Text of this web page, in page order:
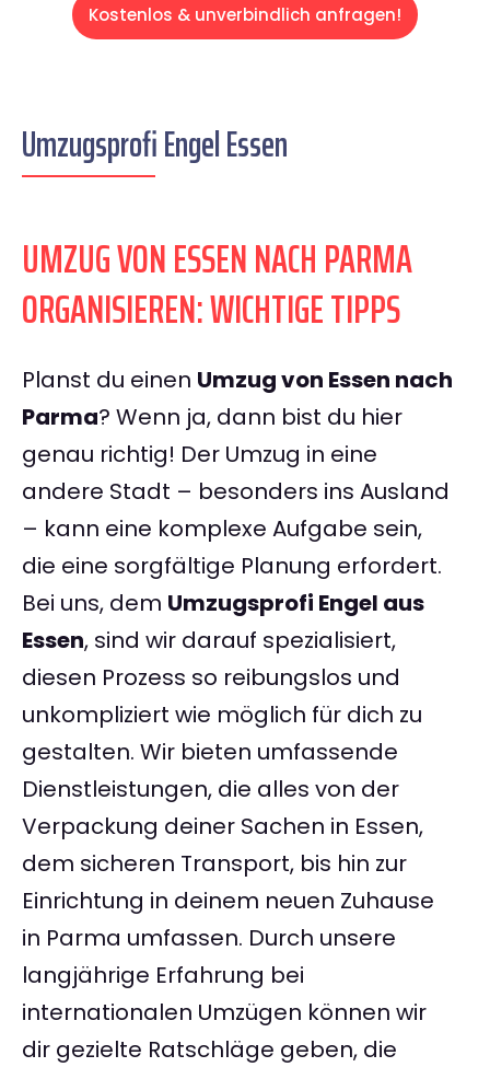
Kostenlos & unverbindlich anfragen!
Umzugsprofi Engel Essen
UMZUG VON ESSEN NACH PARMA
ORGANISIEREN: WICHTIGE TIPPS
Planst du einen Umzug von Essen nach
Parma? Wenn ja, dann bist du hier
genau richtig! Der Umzug in eine
andere Stadt – besonders ins Ausland
– kann eine komplexe Aufgabe sein,
die eine sorgfältige Planung erfordert.
Bei uns, dem Umzugsprofi Engel aus
Essen, sind wir darauf spezialisiert,
diesen Prozess so reibungslos und
unkompliziert wie möglich für dich zu
gestalten. Wir bieten umfassende
Dienstleistungen, die alles von der
Verpackung deiner Sachen in Essen,
dem sicheren Transport, bis hin zur
Einrichtung in deinem neuen Zuhause
in Parma umfassen. Durch unsere
langjährige Erfahrung bei
internationalen Umzügen können wir
dir gezielte Ratschläge geben, die